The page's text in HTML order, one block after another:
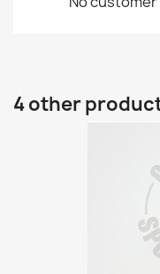
4 other